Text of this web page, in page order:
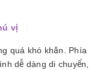
vị
quá khó khăn. Phía
dễ dàng di chuyển,